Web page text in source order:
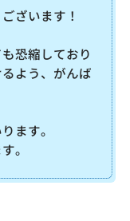
ざいます！
恐縮しており
よう、がんば
ます。
。